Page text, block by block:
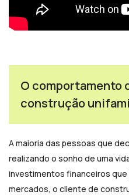
O comportamento
construção
A maioria das pessoas que
realizando o sonho de uma
investimentos financeiros
mercados, o cliente de